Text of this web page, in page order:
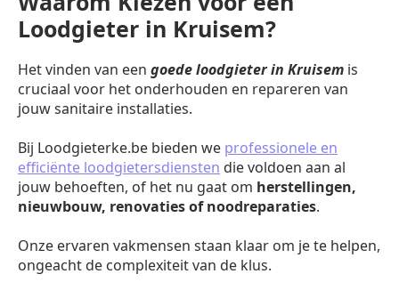
Loodgieter in Kruisem?
Het vinden van een goede loodgieter in Kruisem is
cruciaal voor het onderhouden en repareren van
jouw sanitaire installaties.
Bij Loodgieterke.be bieden we professionele en
efficiënte loodgietersdiensten die voldoen aan al
jouw behoeften, of het nu gaat om herstellingen,
nieuwbouw, renovaties of noodreparaties.
Onze ervaren vakmensen staan klaar om je te helpen,
ongeacht de complexiteit van de klus.